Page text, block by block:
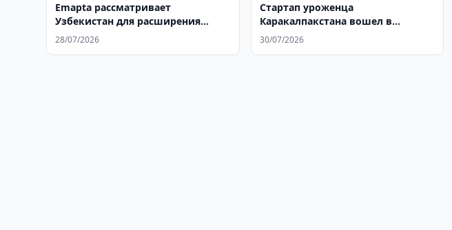
Emapta рассматривает
Узбекистан для расширения
сервисных операций
28/07/2026
Стартап уроженца
Каракалпакстана вошел в
акселератор Y Combinator
30/07/2026